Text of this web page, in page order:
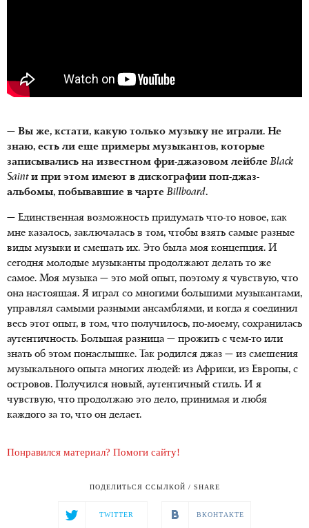
— Вы же, кстати, какую только музыку не играли. Не
знаю, есть ли еще примеры музыкантов, которые
записывались на известном фри-джазовом лейблеBlack
Saintи при этом имеют в дискографии поп-джаз-
альбомы, побывавшие в чартеBillboard.
— Единственная возможность придумать что-то новое, как
мне казалось, заключалась в том, чтобы взять самые разные
виды музыки и смешать их. Это была моя концепция. И
сегодня молодые музыканты продолжают делать то же
самое. Моя музыка — это мой опыт, поэтому я чувствую, что
она настоящая. Я играл со многими большими музыкантами,
управлял самыми разными ансамблями, и когда я соединил
весь этот опыт, в том, что получилось, по-моему, сохранилась
аутентичность. Большая разница — прожить с чем-то или
знать об этом понаслышке. Так родился джаз — из смешения
музыкального опыта многих людей: из Африки, из Европы, с
островов. Получился новый, аутентичный стиль. И я
чувствую, что продолжаю это дело, принимая и любя
каждого за то, что он делает.
Понравился материал? Помоги сайту!
ПОДЕЛИТЬСЯ ССЫЛКОЙ / SHARE
TWITTER ВКОНТАКТЕ